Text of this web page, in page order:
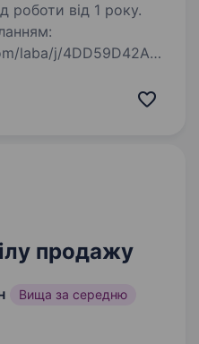
роботи від 1 року.
laba/j/4DD59D42A6/
продажу
Вища за середню